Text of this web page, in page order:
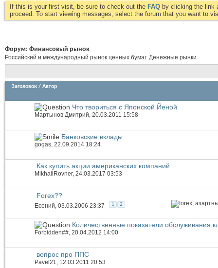
If this is your first visit, be sure to check out the FAQ by clicking the link
proceed. To start viewing messages, select the forum that you want to
Форум: Финансовый рынок
Российский и международный рынок ценных бумаг. Денежные рынки
Заголовок / Автор
Что твориться с Японской Йеной
Мартынов Дмитрий, 20.03.2011 15:58
Банковские вклады
gogas, 22.09.2014 18:24
Как купить акции американских компаний
MikhailRovner, 24.03.2017 03:53
Forex??
Есений , 03.03.2006 23:37 1 2
Количественные показатели обслуживания
Forbidden##, 20.04.2012 14:00
вопрос про ППС
Pavel21 , 12.03.2011 20:53